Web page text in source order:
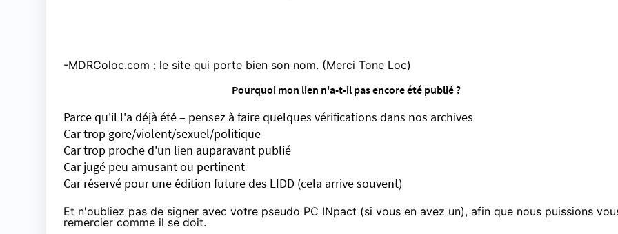
-MDRColoc.com : le site qui porte bien son nom. (Merci Tone Loc)
Pourquoi mon lien n'a-t-il pas encore été publié ?
Parce qu'il l'a déjà été – pensez à faire quelques vérifications dans nos archives
Car trop gore/violent/sexuel/politique
Car trop proche d'un lien auparavant publié
Car jugé peu amusant ou pertinent
Car réservé pour une édition future des LIDD (cela arrive souvent)
Et n'oubliez pas de signer avec votre pseudo PC INpact (si vous en avez un), afin que nous puissions
remercier comme il se doit.